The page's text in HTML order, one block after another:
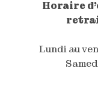
Horaire
Lundi au